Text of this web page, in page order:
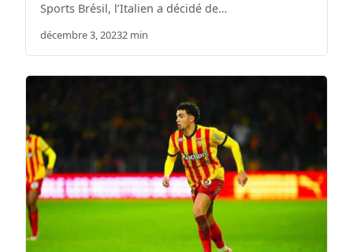
Sports Brésil, l’Italien a décidé de…
décembre 3, 20232 min